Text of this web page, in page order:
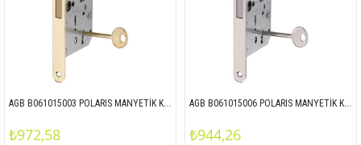
AGB B061015003 POLARIS MANYETİK KİLİT ODA 90x50 SARI
₺972,58
AGB B061015006 POLARIS MANYETİK KİLİT ODA 90x50 NİKEL
₺944,26